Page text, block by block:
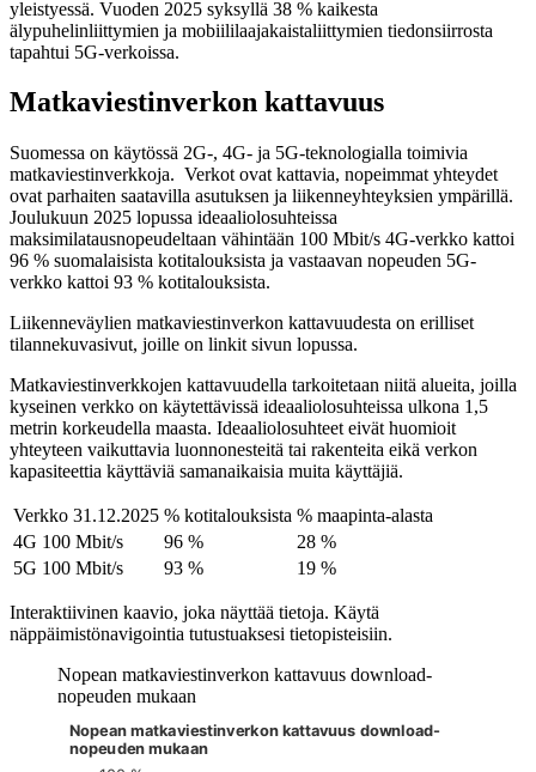
yleistyessä. Vuoden 2025 syksyllä 38 % kaikesta
älypuhelinliittymien ja mobiililaajakaistaliittymien tiedonsiirrosta
tapahtui 5G-verkoissa.
Matkaviestinverkon kattavuus
Suomessa on käytössä 2G-, 4G- ja 5G-teknologialla toimivia
matkaviestinverkkoja. Verkot ovat kattavia, nopeimmat yhteydet
ovat parhaiten saatavilla asutuksen ja liikenneyhteyksien ympärillä.
Joulukuun 2025 lopussa ideaaliolosuhteissa
maksimilatausnopeudeltaan vähintään 100 Mbit/s 4G-verkko kattoi
96 % suomalaisista kotitalouksista ja vastaavan nopeuden 5G-
verkko kattoi 93 % kotitalouksista.
Liikenneväylien matkaviestinverkon kattavuudesta on erilliset
tilannekuvasivut, joille on linkit sivun lopussa.
Matkaviestinverkkojen kattavuudella tarkoitetaan niitä alueita, joilla
kyseinen verkko on käytettävissä ideaaliolosuhteissa ulkona 1,5
metrin korkeudella maasta. Ideaaliolosuhteet eivät huomioit
yhteyteen vaikuttavia luonnonesteitä tai rakenteita eikä verkon
kapasiteettia käyttäviä samanaikaisia muita käyttäjiä.
Verkko 31.12.2025 % kotitalouksista % maapinta-alasta
4G 100 Mbit/s
96 %
28 %
5G 100 Mbit/s
93 % 19 %
Interaktiivinen kaavio, joka näyttää tietoja. Käytä
näppäimistönavigointia tutustuaksesi tietopisteisiin.
Nopean matkaviestinverkon kattavuus download-
nopeuden mukaan
Kuvaaja on interaktiivinen. Siirry kuvaajaan sarkaimella ja
Nopean matkaviestinverkon kattavuus download-
nopeuden mukaan